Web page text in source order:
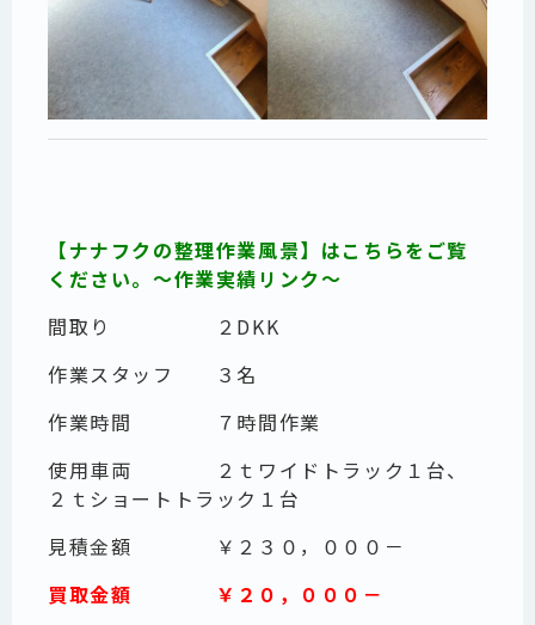
【ナナフクの整理作業風景】はこちらをご覧
ください。～作業実績リンク～
間取り ２DKK
作業スタッフ ３名
作業時間 ７時間作業
使用車両 ２ｔワイドトラック１台、
２ｔショートトラック１台
見積金額 ￥２３０，０００－
買取金額 ￥２０，０００－